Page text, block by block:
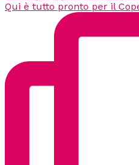
Qui è tutto pronto per il